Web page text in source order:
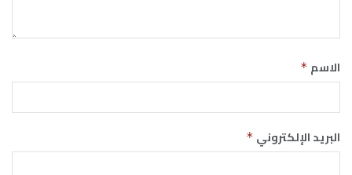
الاسم *
البريد الإلكتروني *